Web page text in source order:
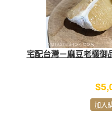
宅配台灣－麻豆老欉御
加入